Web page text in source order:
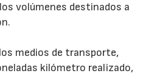
volúmenes destinados a
medios de transporte,
kilómetro realizado,